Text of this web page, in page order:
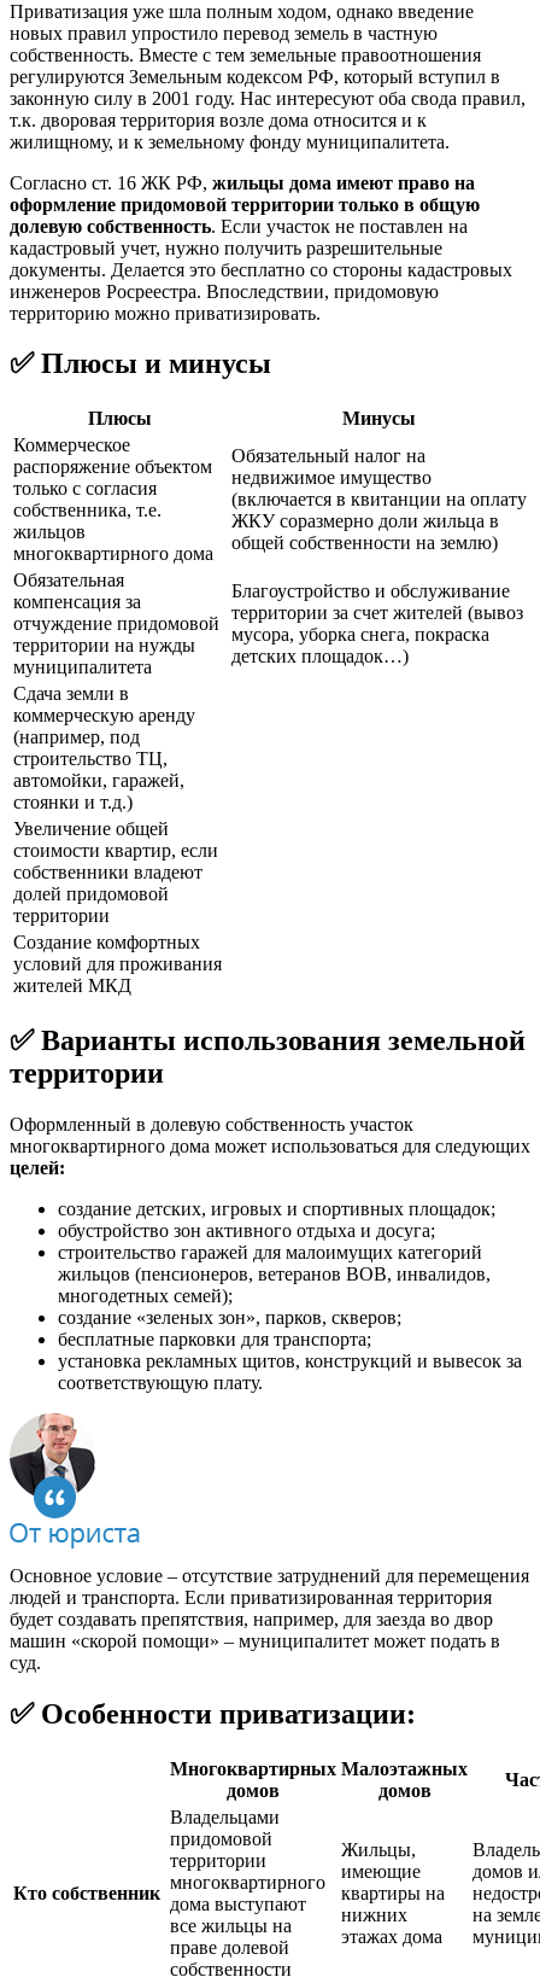
Приватизация уже шла полным ходом, однако введение
новых правил упростило перевод земель в частную
собственность. Вместе с тем земельные правоотношения
регулируются Земельным кодексом РФ, который вступил в
законную силу в 2001 году. Нас интересуют оба свода правил,
т.к. дворовая территория возле дома относится и к
жилищному, и к земельному фонду муниципалитета.
Согласно ст. 16 ЖК РФ, жильцы дома имеют право на
оформление придомовой территории только в общую
долевую собственность. Если участок не поставлен на
кадастровый учет, нужно получить разрешительные
документы. Делается это бесплатно со стороны кадастровых
инженеров Росреестра. Впоследствии, придомовую
территорию можно приватизировать.
✅ Плюсы и минусы
Плюсы
Минусы
Коммерческое
распоряжение объектом
только с согласия
собственника, т.е.
жильцов
многоквартирного дома
Обязательный налог на
недвижимое имущество
(включается в квитанции на оплату
ЖКУ соразмерно доли жильца в
общей собственности на землю)
Обязательная
компенсация за
отчуждение придомовой
территории на нужды
муниципалитета
Благоустройство и обслуживание
территории за счет жителей (вывоз
мусора, уборка снега, покраска
детских площадок…)
Сдача земли в
коммерческую аренду
(например, под
строительство ТЦ,
автомойки, гаражей,
стоянки и т.д.)
Увеличение общей
стоимости квартир, если
собственники владеют
долей придомовой
территории
Создание комфортных
условий для проживания
жителей МКД
✅ Варианты использования земельной
территории
Оформленный в долевую собственность участок
многоквартирного дома может использоваться для следующих
целей:
создание детских, игровых и спортивных площадок;
обустройство зон активного отдыха и досуга;
строительство гаражей для малоимущих категорий
жильцов (пенсионеров, ветеранов ВОВ, инвалидов,
многодетных семей);
создание «зеленых зон», парков, скверов;
бесплатные парковки для транспорта;
установка рекламных щитов, конструкций и вывесок за
соответствующую плату.
Основное условие – отсутствие затруднений для перемещения
людей и транспорта. Если приватизированная территория
будет создавать препятствия, например, для заезда во двор
машин «скорой помощи» – муниципалитет может подать в
суд.
✅ Особенности приватизации:
Многоквартирных
домов
Малоэтажных
домов
Кто собственник
Владельцами
придомовой
территории
многоквартирного
дома выступают
все жильцы на
праве долевой
собственности
Жильцы,
имеющие
квартиры на
нижних
этажах дома
домов
на